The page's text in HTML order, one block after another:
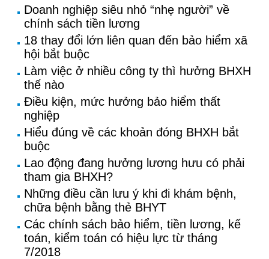
Doanh nghiệp siêu nhỏ “nhẹ người” về
chính sách tiền lương
18 thay đổi lớn liên quan đến bảo hiểm xã
hội bắt buộc
Làm việc ở nhiều công ty thì hưởng BHXH
thế nào
Điều kiện, mức hưởng bảo hiểm thất
nghiệp
Hiểu đúng về các khoản đóng BHXH bắt
buộc
Lao động đang hưởng lương hưu có phải
tham gia BHXH?
Những điều cần lưu ý khi đi khám bệnh,
chữa bệnh bằng thẻ BHYT
Các chính sách bảo hiểm, tiền lương, kế
toán, kiểm toán có hiệu lực từ tháng
7/2018